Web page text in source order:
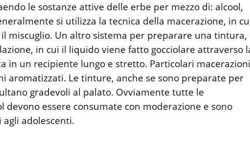
le sostanze attive delle erbe per mezzo di: alcool,
si utilizza la tecnica della macerazione, in
miscuglio. Un altro sistema per preparare una tintura,
in cui il liquido viene fatto gocciolare attraverso
in un recipiente lungo e stretto. Particolari macerazioni
aromatizzati. Le tinture, anche se sono preparate per
gradevoli al palato. Ovviamente tutte le
devono essere consumate con moderazione e sono
adolescenti.